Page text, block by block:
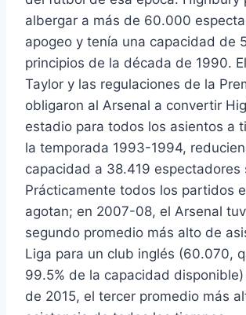
albergar a más de 60.000
apogeo y tenía una capacidad de
principios de la década de 1990.
Taylor y las regulaciones de la
obligaron al Arsenal a convertir
estadio para todos los asientos a
la temporada 1993-1994,
capacidad a 38.419 espectadores
Prácticamente todos los partidos
agotan; en 2007-08, el Arsenal
segundo promedio más alto de
Liga para un club inglés (60.070,
99.5% de la capacidad
de 2015, el tercer promedio más